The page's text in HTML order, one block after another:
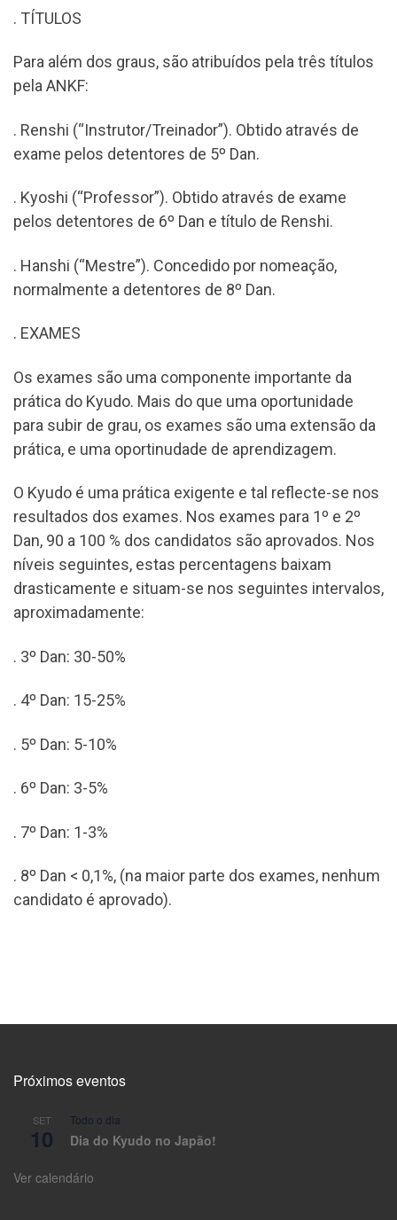
. TÍTULOS
Para além dos graus, são atribuídos pela três títulos
pela ANKF:
. Renshi (“Instrutor/Treinador”). Obtido através de
exame pelos detentores de 5º Dan.
. Kyoshi (“Professor”). Obtido através de exame
pelos detentores de 6º Dan e título de Renshi.
. Hanshi (“Mestre”). Concedido por nomeação,
normalmente a detentores de 8º Dan.
. EXAMES
Os exames são uma componente importante da
prática do Kyudo. Mais do que uma oportunidade
para subir de grau, os exames são uma extensão da
prática, e uma oportinudade de aprendizagem.
O Kyudo é uma prática exigente e tal reflecte-se nos
resultados dos exames. Nos exames para 1º e 2º
Dan, 90 a 100 % dos candidatos são aprovados. Nos
níveis seguintes, estas percentagens baixam
drasticamente e situam-se nos seguintes intervalos,
aproximadamente:
. 3º Dan: 30-50%
. 4º Dan: 15-25%
. 5º Dan: 5-10%
. 6º Dan: 3-5%
. 7º Dan: 1-3%
. 8º Dan < 0,1%, (na maior parte dos exames, nenhum
candidato é aprovado).
Próximos eventos
SET
10
Todo o dia
Dia do Kyudo no Japão!
Ver calendário